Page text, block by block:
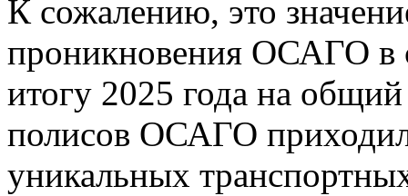
К сожалению, это
проникновения ОСАГО в
итогу 2025 года на
полисов ОСАГО
уникальных